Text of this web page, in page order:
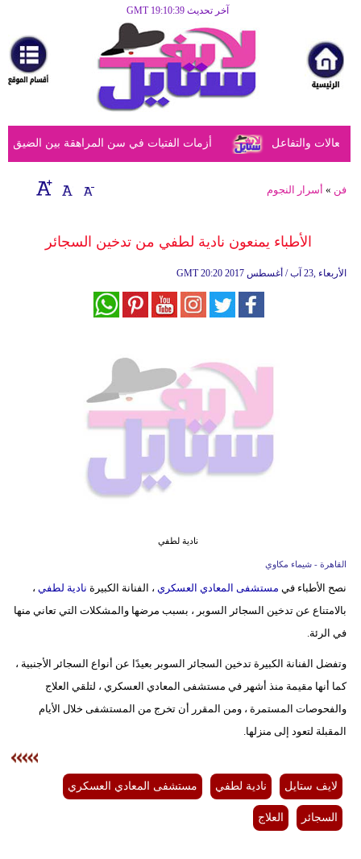
آخر تحديث GMT 19:10:39
مرأة
أزياء
أزياء
إسلامية
أزمات الفتيات في سن المراهقة بين الضيق والتفاعل
فن » أسرار النجوم
الأطباء يمنعون نادية لطفي من تدخين السجائر
GMT 20:20 2017 الأربعاء ,23 آب / أغسطس
نادية لطفي
القاهرة - شيماء مكاوي
نصح الأطباء في مستشفى المعادي العسكري ، الفنانة الكبيرة نادية لطفي ،
بالامتناع عن تدخين السجائر السوبر ، بسبب مرضها والمشكلات التي تعاني منها
في الرئة.
وتفضل الفنانة الكبيرة تدخين السجائر السوبر بعيدًا عن أنواع السجائر الأجنبية ،
كما أنها مقيمة منذ أشهر في مستشفى المعادي العسكري ، لتلقي العلاج
والفحوصات المستمرة ، ومن المقرر أن تخرج من المستشفى خلال الأيام
المقبلة لتعود إلى منزلها.
لايف ستايل نادية لطفي مستشفى المعادي العسكري
السجائر العلاج